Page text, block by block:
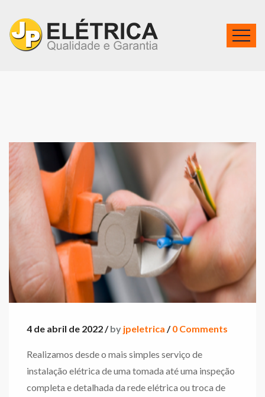
4 de abril de 2022 /by jpeletrica /0 Comments
Realizamos desde o mais simples serviço de
instalação elétrica de uma tomada até uma inspeção
completa e detalhada da rede elétrica ou troca de